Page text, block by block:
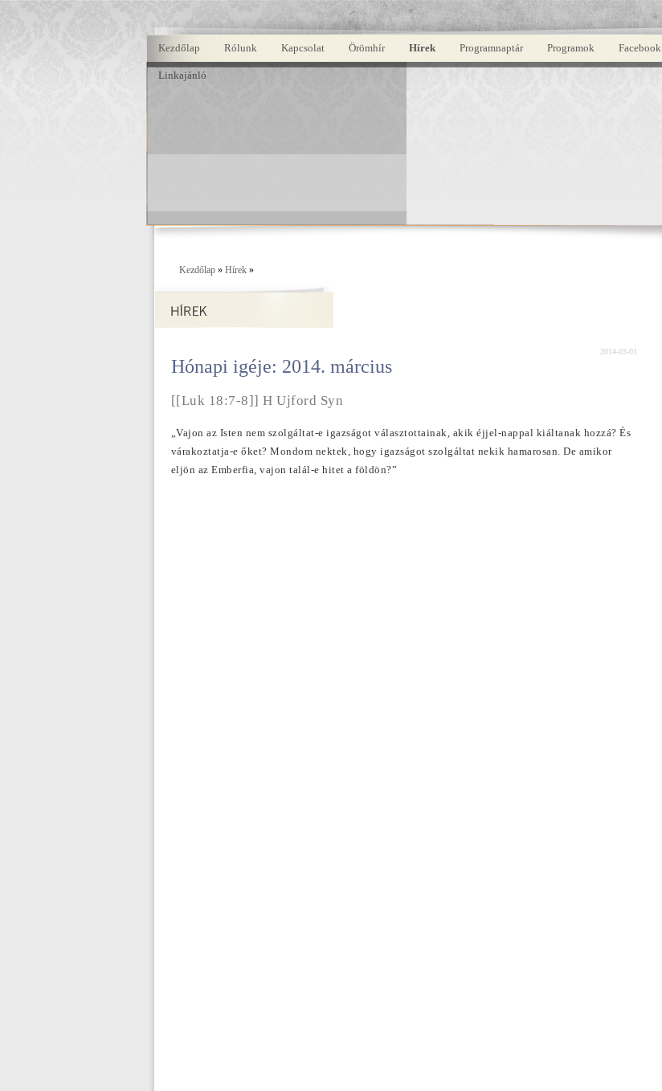
Kezdőlap Rólunk Kapcsolat Örömhír Hírek Programnaptár Programok Facebook
Linkajánló
Kezdőlap» Hírek»
Hónapi igéje: 2014. március
2014-03-01
[[Luk 18:7-8]] H Ujford Syn
„Vajon az Isten nem szolgáltat-e igazságot választottainak, akik éjjel-nappal kiáltanak hozzá? És
várakoztatja-e őket? Mondom nektek, hogy igazságot szolgáltat nekik hamarosan. De amikor
eljön az Emberfia, vajon talál-e hitet a földön?”